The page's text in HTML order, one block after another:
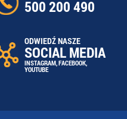
500 200 490
ODWIEDŹ NASZE
SOCIAL MEDIA
INSTAGRAM,FACEBOOK,
YOUTUBE